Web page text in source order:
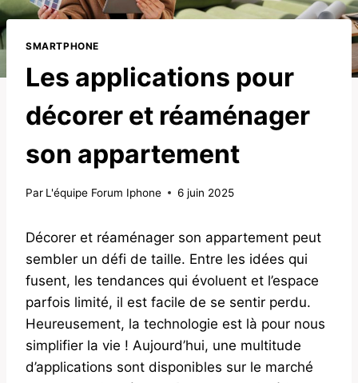
SMARTPHONE
Les applications pour
décorer et réaménager
son appartement
Par L'équipe Forum Iphone 6 juin 2025
Décorer et réaménager son appartement peut
sembler un défi de taille. Entre les idées qui
fusent, les tendances qui évoluent et l’espace
parfois limité, il est facile de se sentir perdu.
Heureusement, la technologie est là pour nous
simplifier la vie ! Aujourd’hui, une multitude
d’applications sont disponibles sur le marché